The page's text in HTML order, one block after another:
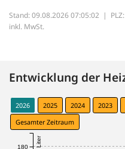
Stand: 09.08.2026 07:05:02 |
inkl. MwSt.
Entwicklung der
2026 2025 2024 2023
Gesamter Zeitraum
180